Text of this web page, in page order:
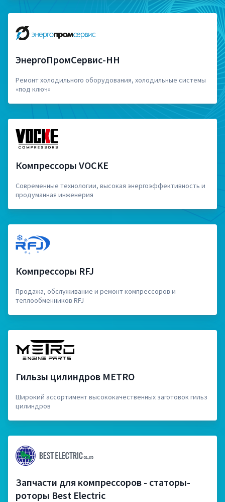
ЭнергоПромСервис-НН
Ремонт холодильного оборудования, холодильные системы
«под ключ»
Компрессоры VOCKE
Современные технологии, высокая энергоэффективность и
продуманная инженерия
Компрессоры RFJ
Продажа, обслуживание и ремонт компрессоров и
теплообменников RFJ
Гильзы цилиндров METRO
Широкий ассортимент высококачественных заготовок гильз
цилиндров
Запчасти для компрессоров - статоры-
роторы Best Electric